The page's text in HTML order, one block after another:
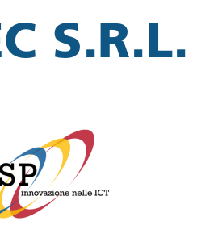
S.R.L.